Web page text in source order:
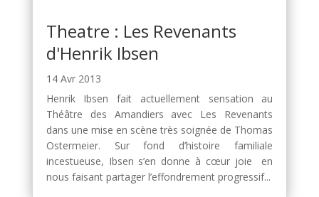
Theatre : Les Revenants
d'Henrik Ibsen
14 Avr 2013
Henrik Ibsen fait actuellement sensation au
Théâtre des Amandiers avec Les Revenants
dans une mise en scène très soignée de Thomas
Ostermeier. Sur fond d’histoire familiale
incestueuse, Ibsen s’en donne à cœur joie en
nous faisant partager l’effondrement progressif...